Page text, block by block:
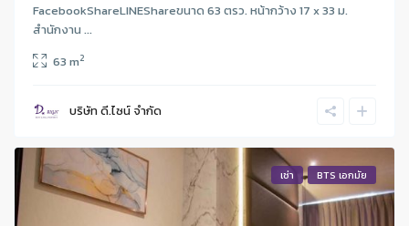
FacebookShareLINEShareขนาด 63 ตรว. หน้ากว้าง 17 x 33 ม.
สำนักงาน ...
63 m2
บริษัท ดี.ไซน์ จํากัด
เช่า BTS เอกมัย